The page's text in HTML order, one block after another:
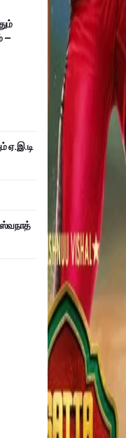
–
ஏ.இ.டி